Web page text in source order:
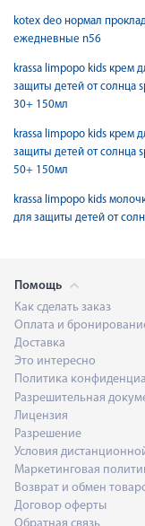
kotex deo нормал
ежедневные n56
krassa limpopo kids крем
защиты детей от солнца
30+ 150мл
krassa limpopo kids крем
защиты детей от солнца
50+ 150мл
krassa limpopo kids
для защиты детей от
Помощь
Как сделать заказ
Оплата и
Доставка
Это интересно
Политика
Разрешительная
Лицензия
Разрешение
Условия
Маркетинговая
Возврат и обмен
Договор оферты